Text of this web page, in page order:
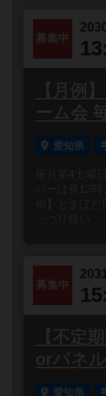
募集中
【月例
ーム会
愛知県
毎月第4土曜
バーは昼13
例】とまぼ
っつり軽い...
募集中
2031
【不定
orパネ
愛知県